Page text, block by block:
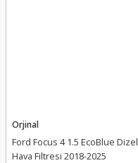
Orjinal
Ford Focus 4 1.5 EcoBlue Dizel
Hava Filtresi 2018-2025